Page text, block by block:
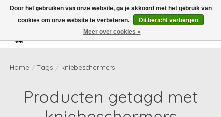
Verlanglijst
Home / Tags / kniebeschermers
Producten getagd met
Door het gebruiken van onze website, ga je akkoord met het gebruik van
cookies om onze website te verbeteren.
Dit bericht verbergen
Meer over cookies »